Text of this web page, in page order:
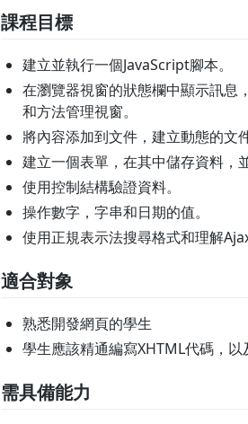
課程目標
建立並執行一個JavaScript腳本。
在瀏覽器視窗的狀態欄中顯示訊息
和方法管理視窗。
將內容添加到文件，建立動態的文
建立一個表單，在其中儲存資料，
使用控制結構驗證資料。
操作數字，字串和日期的值。
使用正規表示法搜尋格式和理解Ajax
適合對象
熟悉開發網頁的學生
學生應該精通編寫XHTML代碼，
需具備能力